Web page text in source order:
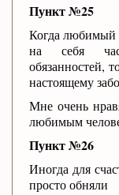
Пункт №25
Когда любимый
на себя
обязанностей,
настоящему
Мне очень
любимым
Пункт №26
Иногда для
просто обняли